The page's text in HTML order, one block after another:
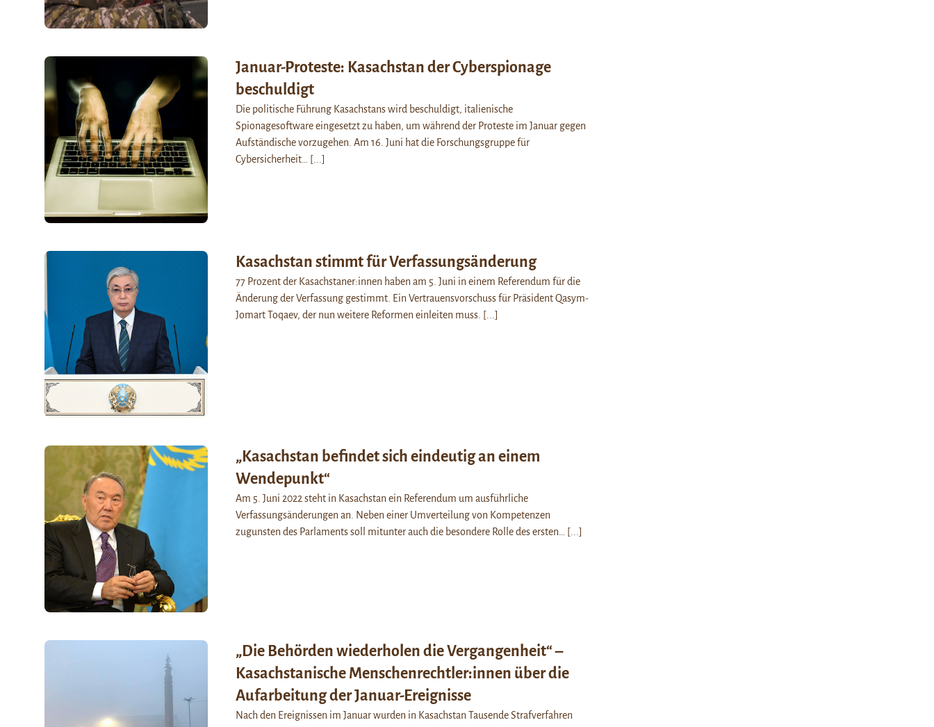
Januar-Proteste: Kasachstan der Cyberspionage
beschuldigt
Die politische Führung Kasachstans wird beschuldigt, italienische
Spionagesoftware eingesetzt zu haben, um während der Proteste im Januar gegen
Aufständische vorzugehen. Am 16. Juni hat die Forschungsgruppe für
Cybersicherheit…
[...]
Kasachstan stimmt für Verfassungsänderung
77 Prozent der Kasachstaner:innen haben am 5. Juni in einem Referendum für die
Änderung der Verfassung gestimmt. Ein Vertrauensvorschuss für Präsident Qasym-
Jomart Toqaev, der nun weitere Reformen einleiten muss. [...]
„Kasachstan befindet sich eindeutig an einem
Wendepunkt“
Am 5. Juni 2022 steht in Kasachstan ein Referendum um ausführliche
Verfassungsänderungen an. Neben einer Umverteilung von Kompetenzen
zugunsten des Parlaments soll mitunter auch die besondere Rolle des ersten…
[...]
„Die Behörden wiederholen die Vergangenheit“ –
Kasachstanische Menschenrechtler:innen über die
Aufarbeitung der Januar-Ereignisse
Nach den Ereignissen im Januar wurden in Kasachstan Tausende Strafverfahren